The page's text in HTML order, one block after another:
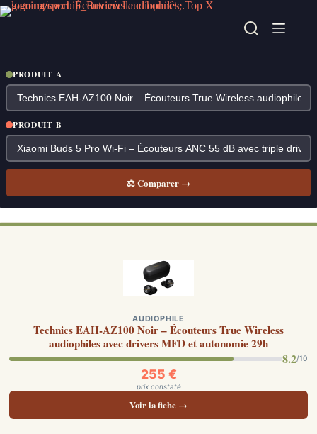
Passer
au
PRODUIT A
PRODUIT B
⚖ Comparer →
AUDIOPHILE
Technics EAH-AZ100 Noir – Écouteurs True Wireless
audiophiles avec drivers MFD et autonomie 29h
8.2/10
255 €
prix constaté
Voir la fiche →